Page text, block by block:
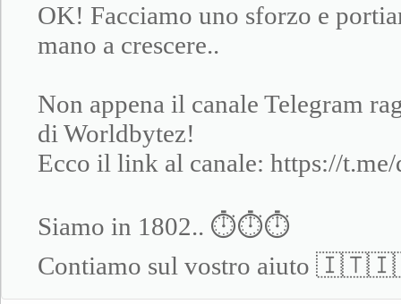
OK! Facciamo uno sforzo e
mano a crescere..
Non appena il canale Telegram
di Worldbytez!
Ecco il link al canale: https://
Siamo in 1802.. ⏱⏱⏱
Contiamo sul vostro aiuto